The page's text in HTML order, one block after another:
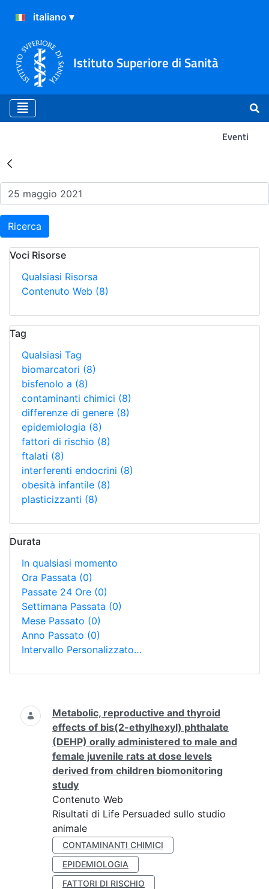
Istituto Superiore di Sanità
Eventi
Risultati della Ricerca -
Ricerca
Voci Risorse
Qualsiasi Risorsa
Contenuto Web (8)
Tag
Qualsiasi Tag
biomarcatori (8)
bisfenolo a (8)
contaminanti chimici (8)
differenze di genere (8)
epidemiologia (8)
fattori di rischio (8)
ftalati (8)
interferenti endocrini (8)
obesità infantile (8)
plasticizzanti (8)
Durata
In qualsiasi momento
Ora Passata (0)
Passate 24 Ore (0)
Settimana Passata (0)
Mese Passato (0)
Anno Passato (0)
Intervallo Personalizzato…
Ricerca
Metabolic, reproductive and thyroid
effects of bis(2-ethylhexyl) phthalate
(DEHP) orally administered to male and
female juvenile rats at dose levels
derived from children biomonitoring
study
Contenuto Web
Risultati di Life Persuaded sullo studio
animale
CONTAMINANTI CHIMICI
EPIDEMIOLOGIA
FATTORI DI RISCHIO